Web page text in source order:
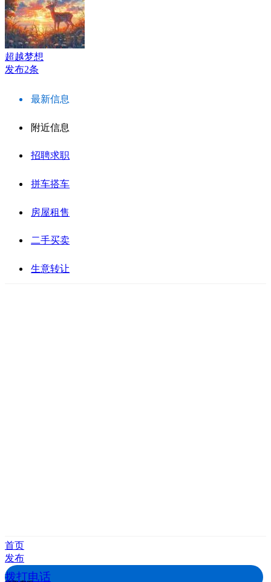
超越梦想
发布2条
最新信息
附近信息
招聘求职
拼车搭车
房屋租售
二手买卖
生意转让
首页
发布
拨打电话